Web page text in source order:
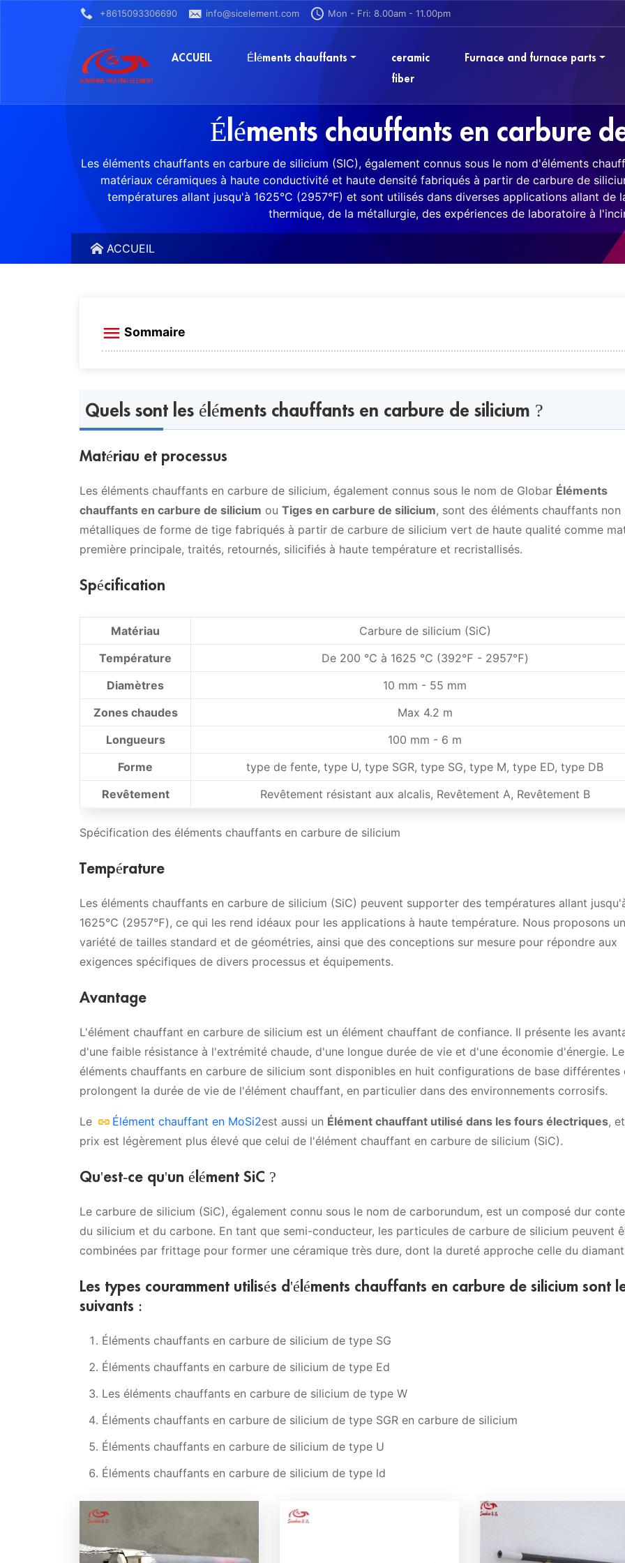
+8615093306690 info@sicelement.com Mon - Fri: 8.00am - 11.00pm
ACCUEIL Éléments chauffants
ceramic
fiber
Furnace and furnace parts
Éléments chauffants en carbure
Les éléments chauffants en carbure de silicium (SIC), également connus sous le nom d'éléments
matériaux céramiques à haute conductivité et haute densité fabriqués à partir de carbure de
températures allant jusqu'à 1625°C (2957°F) et sont utilisés dans diverses applications allant de
thermique, de la métallurgie, des expériences de laboratoire à
ACCUEIL
Sommaire
Spécification
Température
Qu'est-ce qu'un élément SiC ?
Les types couramment utilisés d'éléments chauffants en carbure de silicium sont les
suivants :
Propriétés physiques des éléments chauffants en carbure de silicium
Caractéristiques électriques
Vidéo
Chargement de surface de l'élément
Application des éléments chauffants en carbure de silicium
Accessoires
Éléments chauffants en carbure de silicium par rapport aux éléments chauffants électriques en
Comment choisir un équipement d'alimentation électrique ?
Quels sont les éléments chauffants en carbure de silicium ?
Matériau et processus
Les éléments chauffants en carbure de silicium, également connus sous le nom de Globar Éléments
chauffants en carbure de silicium ou Tiges en carbure de silicium, sont des éléments chauffants non
métalliques de forme de tige fabriqués à partir de carbure de silicium vert de haute qualité comme
première principale, traités, retournés, silicifiés à haute température et recristallisés.
Spécification
Matériau
Carbure de silicium (SiC)
Température
De 200 ℃ à 1625 ℃ (392℉ - 2957℉)
Diamètres
10 mm - 55 mm
Zones chaudes
Max 4.2 m
Longueurs
100 mm - 6 m
Forme
type de fente, type U, type SGR, type SG, type M, type ED, type DB
Revêtement
Revêtement résistant aux alcalis, Revêtement A, Revêtement B
Spécification des éléments chauffants en carbure de silicium
Température
Les éléments chauffants en carbure de silicium (SiC) peuvent supporter des températures allant
1625℃ (2957℉), ce qui les rend idéaux pour les applications à haute température. Nous proposons
variété de tailles standard et de géométries, ainsi que des conceptions sur mesure pour répondre aux
exigences spécifiques de divers processus et équipements.
Avantage
L'élément chauffant en carbure de silicium est un élément chauffant de confiance. Il présente les
d'une faible résistance à l'extrémité chaude, d'une longue durée de vie et d'une économie d'énergie.
éléments chauffants en carbure de silicium sont disponibles en huit configurations de base différentes
prolongent la durée de vie de l'élément chauffant, en particulier dans des environnements corrosifs.
Le Élément chauffant en MoSi2est aussi un Élément chauffant utilisé dans les fours électriques,
prix est légèrement plus élevé que celui de l'élément chauffant en carbure de silicium (SiC).
Qu'est-ce qu'un élément SiC ?
Le carbure de silicium (SiC), également connu sous le nom de carborundum, est un composé dur
du silicium et du carbone. En tant que semi-conducteur, les particules de carbure de silicium peuvent
combinées par frittage pour former une céramique très dure, dont la dureté approche celle du
Les types couramment utilisés d'éléments chauffants en carbure de silicium sont
suivants :
Éléments chauffants en carbure de silicium de type SG
Éléments chauffants en carbure de silicium de type Ed
Les éléments chauffants en carbure de silicium de type W
Éléments chauffants en carbure de silicium de type SGR en carbure de silicium
Éléments chauffants en carbure de silicium de type U
Éléments chauffants en carbure de silicium de type ld